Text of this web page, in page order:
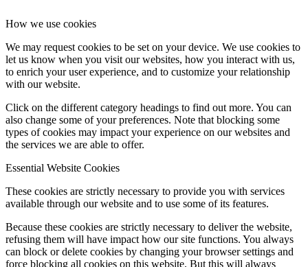
How we use cookies
We may request cookies to be set on your device. We use cookies to
let us know when you visit our websites, how you interact with us,
to enrich your user experience, and to customize your relationship
with our website.
Click on the different category headings to find out more. You can
also change some of your preferences. Note that blocking some
types of cookies may impact your experience on our websites and
the services we are able to offer.
Essential Website Cookies
These cookies are strictly necessary to provide you with services
available through our website and to use some of its features.
Because these cookies are strictly necessary to deliver the website,
refusing them will have impact how our site functions. You always
can block or delete cookies by changing your browser settings and
force blocking all cookies on this website. But this will always